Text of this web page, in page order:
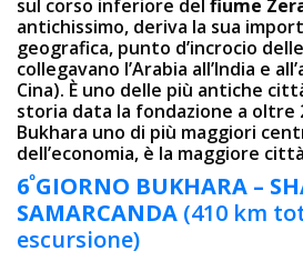
sul corso inferiore del fiume
antichissimo, deriva la sua
geografica, punto d’incrocio
collegavano l’Arabia all’India e
Cina). È uno delle più antiche
storia data la fondazione a oltre
Bukhara uno di più maggiori
dell’economia, è la maggiore
6ºGIORNO BUKHARA –
SAMARCANDA (410 km
escursione)